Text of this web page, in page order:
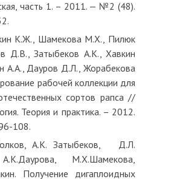
часть 1. – 2011. — №2 (48).
К.Ж., Шамекова М.Х., Пилюк
Д.В., Затыбеков А.К., Хавкин
А.А., Дауров Д.Л., Жорабекова
рабочей коллекции для
сортов рапса //
Теория и практика. – 2012.
108.
А.К. Затыбеков, Д.Л.
М.Х.Шамекова,
Получение дигаплоидных